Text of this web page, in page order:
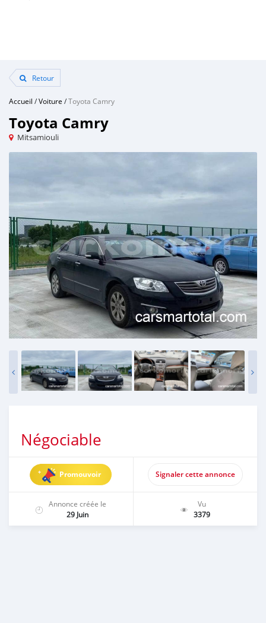
Retour
Accueil /Voiture /Toyota Camry
Toyota Camry
Mitsamiouli
Négociable
Promouvoir Signaler cette annonce
Annonce créée le
29 Juin
Vu
3379